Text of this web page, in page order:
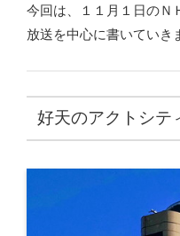
今回は、１１月１日のＮ
放送を中心に書いていき
好天のアクトシテ